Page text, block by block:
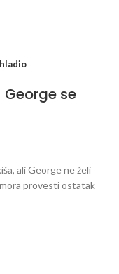
se
ali George ne želi
provesti ostatak